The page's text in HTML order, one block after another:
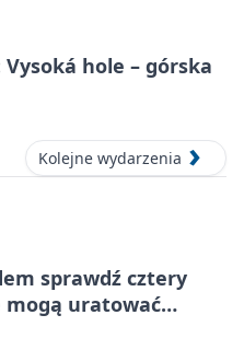
hole – górska
Kolejne wydarzenia
sprawdź cztery
mogą uratować